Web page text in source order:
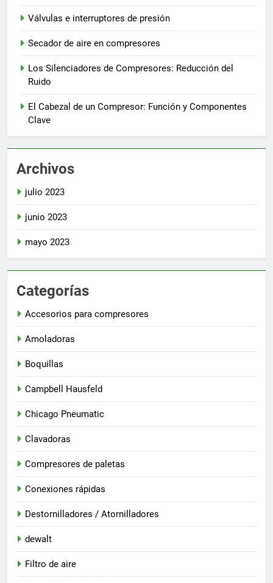
Válvulas e interruptores de presión
Secador de aire en compresores
Los Silenciadores de Compresores: Reducción del
Ruido
El Cabezal de un Compresor: Función y Componentes
Clave
Archivos
julio 2023
junio 2023
mayo 2023
Categorías
Accesorios para compresores
Amoladoras
Boquillas
Campbell Hausfeld
Chicago Pneumatic
Clavadoras
Compresores de paletas
Conexiones rápidas
Destornilladores / Atornilladores
dewalt
Filtro de aire